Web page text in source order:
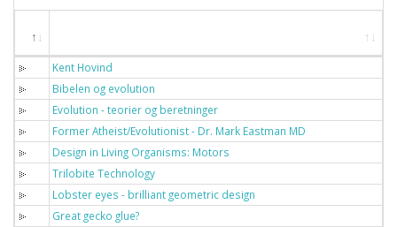
Kent Hovind
Bibelen og evolution
Evolution - teorier og beretninger
Former Atheist/Evolutionist - Dr. Mark Eastman MD
Design in Living Organisms: Motors
Trilobite Technology
Lobster eyes - brilliant geometric design
Great gecko glue?